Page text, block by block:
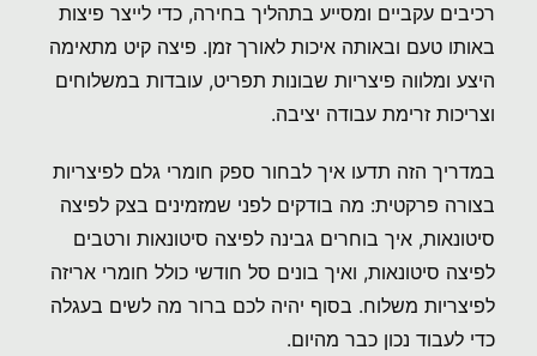
רכיבים עקביים ומסייע בתהליך בחירה, כדי לייצר פיצות
באותו טעם ובאותה איכות לאורך זמן. פיצה קיט מתאימה
היצע ומלווה פיצריות שבונות תפריט, עובדות במשלוחים
וצריכות זרימת עבודה יציבה.
במדריך הזה תדעו איך לבחור ספק חומרי גלם לפיצריות
בצורה פרקטית: מה בודקים לפני שמזמינים בצק לפיצה
סיטונאות, איך בוחרים גבינה לפיצה סיטונאות ורטבים
לפיצה סיטונאות, ואיך בונים סל חודשי כולל חומרי אריזה
לפיצריות משלוח. בסוף יהיה לכם ברור מה לשים בעגלה
כדי לעבוד נכון כבר מהיום.